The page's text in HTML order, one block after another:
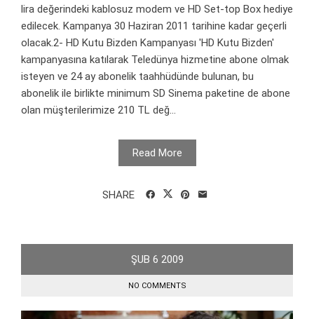
lira değerindeki kablosuz modem ve HD Set-top Box hediye
edilecek. Kampanya 30 Haziran 2011 tarihine kadar geçerli
olacak.2- HD Kutu Bizden Kampanyası 'HD Kutu Bizden'
kampanyasına katılarak Teledünya hizmetine abone olmak
isteyen ve 24 ay abonelik taahhüdünde bulunan, bu
abonelik ile birlikte minimum SD Sinema paketine de abone
olan müşterilerimize 210 TL değ...
Read More
SHARE
ŞUB 6 2009
NO COMMENTS